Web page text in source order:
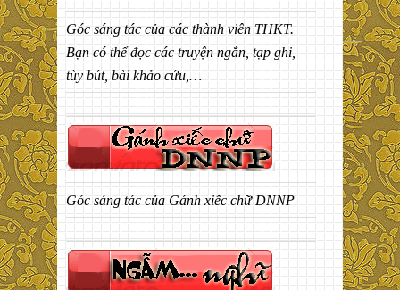
Góc sáng tác của các thành viên THKT.
Bạn có thể đọc các truyện ngắn, tạp ghi,
tùy bút, bài khảo cứu,…
Góc sáng tác của Gánh xiếc chữ DNNP